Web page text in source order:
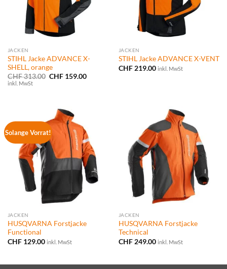
JACKEN
STIHL Jacke ADVANCE X-
SHELL, orange
CHF313.00 Ursprünglicher
CHF159.00Aktueller
inkl. MwSt
JACKEN
STIHL Jacke ADVANCE X-VENT
CHF219.00 inkl. MwSt
Solange Vorrat!
JACKEN
HUSQVARNA Forstjacke
Functional
CHF129.00 inkl. MwSt
JACKEN
HUSQVARNA Forstjacke
Technical
CHF249.00 inkl. MwSt